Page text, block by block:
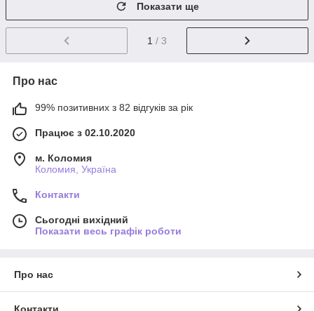
Показати ще
1 / 3
Про нас
99% позитивних з 82 відгуків за рік
Працює з 02.10.2020
м. Коломия
Коломия, Україна
Контакти
Сьогодні вихідний
Показати весь графік роботи
Про нас